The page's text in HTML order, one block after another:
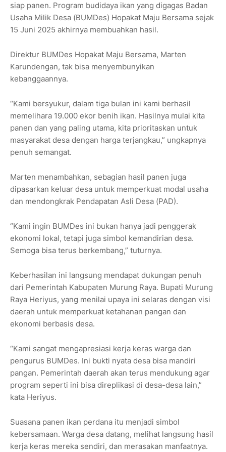
siap panen. Program budidaya ikan yang digagas Badan
Usaha Milik Desa (BUMDes) Hopakat Maju Bersama sejak
15 Juni 2025 akhirnya membuahkan hasil.
Direktur BUMDes Hopakat Maju Bersama, Marten
Karundengan, tak bisa menyembunyikan
kebanggaannya.
“Kami bersyukur, dalam tiga bulan ini kami berhasil
memelihara 19.000 ekor benih ikan. Hasilnya mulai kita
panen dan yang paling utama, kita prioritaskan untuk
masyarakat desa dengan harga terjangkau,” ungkapnya
penuh semangat.
Marten menambahkan, sebagian hasil panen juga
dipasarkan keluar desa untuk memperkuat modal usaha
dan mendongkrak Pendapatan Asli Desa (PAD).
“Kami ingin BUMDes ini bukan hanya jadi penggerak
ekonomi lokal, tetapi juga simbol kemandirian desa.
Semoga bisa terus berkembang,” tuturnya.
Keberhasilan ini langsung mendapat dukungan penuh
dari Pemerintah Kabupaten Murung Raya. Bupati Murung
Raya Heriyus, yang menilai upaya ini selaras dengan visi
daerah untuk memperkuat ketahanan pangan dan
ekonomi berbasis desa.
“Kami sangat mengapresiasi kerja keras warga dan
pengurus BUMDes. Ini bukti nyata desa bisa mandiri
pangan. Pemerintah daerah akan terus mendukung agar
program seperti ini bisa direplikasi di desa-desa lain,”
kata Heriyus.
Suasana panen ikan perdana itu menjadi simbol
kebersamaan. Warga desa datang, melihat langsung hasil
kerja keras mereka sendiri, dan merasakan manfaatnya.